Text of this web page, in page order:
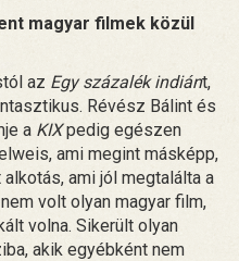
magyar filmek közül
az Egy százalék indiánt,
Révész Bálint és
a KIXpedig egészen
ami megint másképp,
ami jól megtalálta a
volt olyan magyar film,
volna. Sikerült olyan
akik egyébként nem